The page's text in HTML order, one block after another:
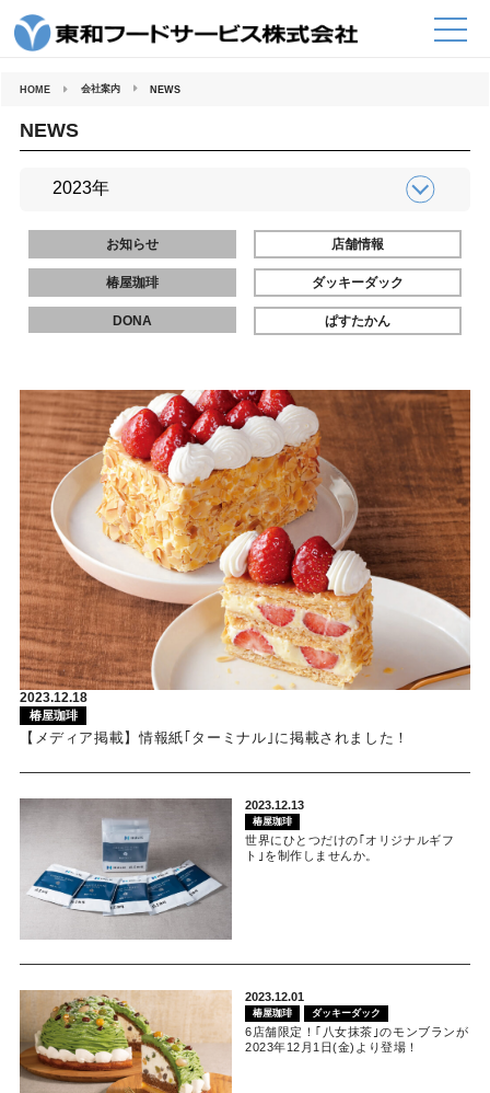
HOME 会社案内 NEWS
NEWS
お知らせ 店舗情報
椿屋珈琲 ダッキーダック
DONA ぱすたかん
2023.12.18
椿屋珈琲
【メディア掲載】情報紙｢ターミナル｣に掲載されました！
2023.12.13
椿屋珈琲
世界にひとつだけの｢オリジナルギフ
ト｣を制作しませんか。
2023.12.01
椿屋珈琲 ダッキーダック
6店舗限定！｢八女抹茶｣のモンブランが
2023年12月1日(金)より登場！